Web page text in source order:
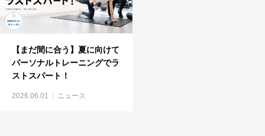
【まだ間に合う】夏に向けて
パーソナルトレーニングでラ
ストスパート！
2026.06.01 ニュース